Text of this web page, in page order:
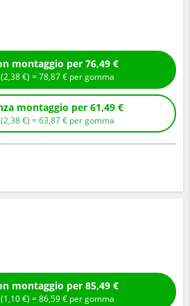
Compra con montaggio per 76,49 €
+ Ecotassa: (2,38€ ) =78,87€ per gomma
Compra senza montaggio per 61,49 €
+ Ecotassa: (2,38€ ) =63,87€ per gomma
Compra con montaggio per 85,49 €
+ Ecotassa: (1,10€ ) =86,59€ per gomma